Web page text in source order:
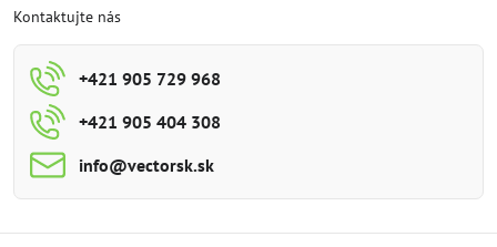
Kontaktujte nás
+421 905 729 968
+421 905 404 308
info​@vectorsk​.sk